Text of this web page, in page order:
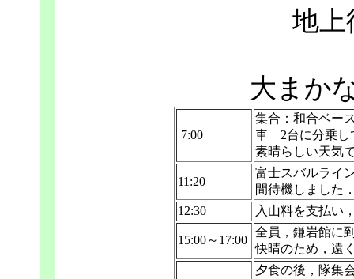
地上
大まか
7:00
集合：和合ベー
車 2台に分乗し
素晴らしい天気
11:20
富士スバルライ
間待機しました
12:30
入山料を支払い
15:00～17:00
全員，鎌岩館に
快晴のため，遠
夕食の後，隊集